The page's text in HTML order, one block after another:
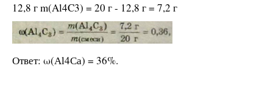
12,8 г m(Al4C3) = 20 г - 12,8 г = 7,2 г
Ответ: ω(Аl4Са) = 36%.